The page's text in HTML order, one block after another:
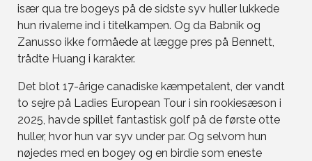
især qua tre bogeys på de sidste syv huller lukkede
hun rivalerne ind i titelkampen. Og da Babnik og
Zanusso ikke formåede at lægge pres på Bennett,
trådte Huang i karakter.
Det blot 17-årige canadiske kæmpetalent, der vandt
to sejre på Ladies European Tour i sin rookiesæson i
2025, havde spillet fantastisk golf på de første otte
huller, hvor hun var syv under par. Og selvom hun
nøjedes med en bogey og en birdie som eneste